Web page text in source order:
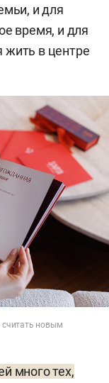
и для
время, и для
жить в центре
считать новым
много тех,